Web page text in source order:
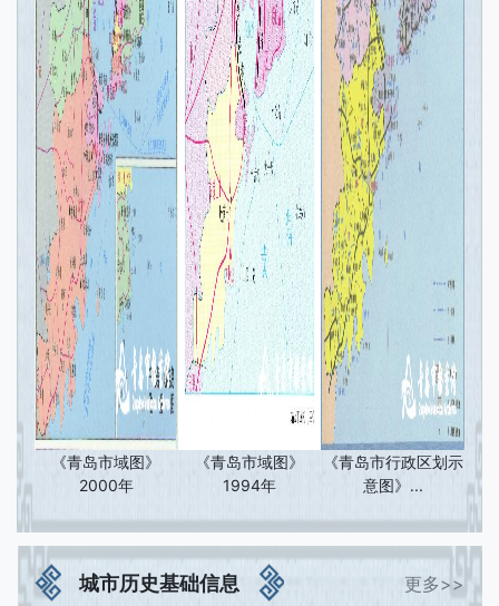
《青岛市域图》
2000年
《青岛市域图》
1994年
《青岛市行政区划示
意图》...
更多>>
城市历史基础信息